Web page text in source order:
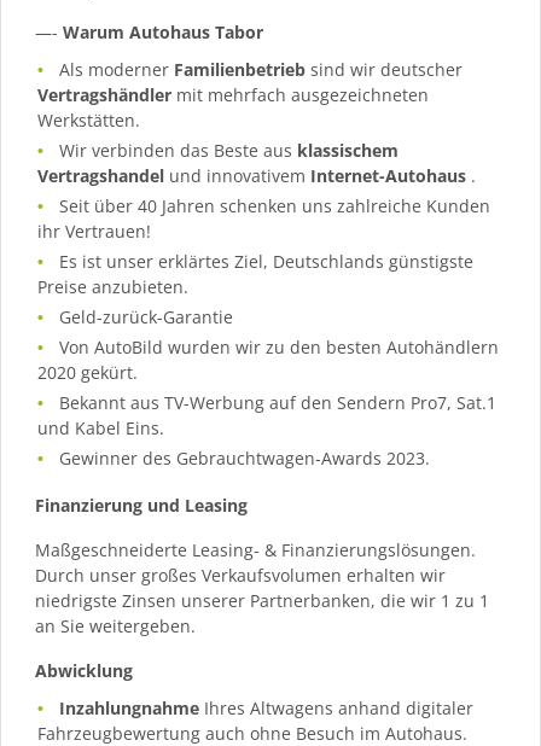
—- Warum Autohaus Tabor
Als moderner Familienbetrieb sind wir deutscher
Vertragshändler mit mehrfach ausgezeichneten
Werkstätten.
Wir verbinden das Beste aus klassischem
Vertragshandel und innovativem Internet-Autohaus .
Seit über 40 Jahren schenken uns zahlreiche Kunden
ihr Vertrauen!
Es ist unser erklärtes Ziel, Deutschlands günstigste
Preise anzubieten.
Geld-zurück-Garantie
Von AutoBild wurden wir zu den besten Autohändlern
2020 gekürt.
Bekannt aus TV-Werbung auf den Sendern Pro7, Sat.1
und Kabel Eins.
Gewinner des Gebrauchtwagen-Awards 2023.
Finanzierung und Leasing
Maßgeschneiderte Leasing- & Finanzierungslösungen.
Durch unser großes Verkaufsvolumen erhalten wir
niedrigste Zinsen unserer Partnerbanken, die wir 1 zu 1
an Sie weitergeben.
Abwicklung
Inzahlungnahme Ihres Altwagens anhand digitaler
Fahrzeugbewertung auch ohne Besuch im Autohaus.